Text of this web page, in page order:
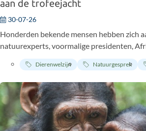
aan de trofeejacht
30-07-26
Honderden bekende mensen hebben zich
natuurexperts, voormalige presidenten,
gemeenschapsleiders, religieuze leiders en
volkeren om de VN aan te manen een einde
trofeejacht – de ‘sport’ die jaarlijks
dieren het leven kost. Onze oprichtster, dr.
een centrale rol in deze campagne.
Dierenwelzijn Natuurgesprek